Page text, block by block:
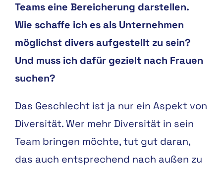
Teams eine Bereicherung darstellen.
Wie schaffe ich es als Unternehmen
möglichst divers aufgestellt zu sein?
Und muss ich dafür gezielt nach Frauen
suchen?
Das Geschlecht ist ja nur ein Aspekt von
Diversität. Wer mehr Diversität in sein
Team bringen möchte, tut gut daran,
das auch entsprechend nach außen zu